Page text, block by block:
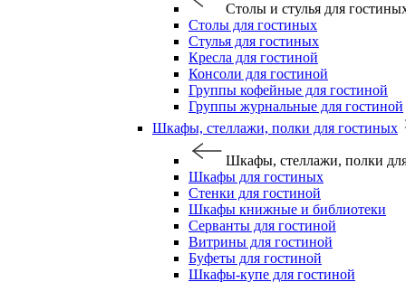
Столы и стулья для
Столы для гостиных
Стулья для гостиных
Кресла для гостиной
Консоли для гостиной
Группы кофейные для гостиной
Группы журнальные для гостиной
Шкафы, стеллажи, полки для гостиных
Шкафы, стеллажи, полки
Шкафы для гостиных
Стенки для гостиной
Шкафы книжные и библиотеки
Серванты для гостиной
Витрины для гостиной
Буфеты для гостиной
Шкафы-купе для гостиной